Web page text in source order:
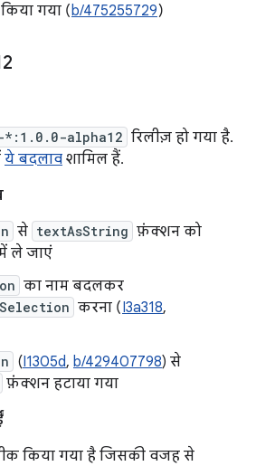
गया (b/475255729)
alpha12 रिलीज़ हो गया है.
ये बदलाव शामिल हैं.
से textAsString फ़ंक्शन को
ले जाएं
का नाम बदलकर
करना (I3a318,
(I1305d, b/429407798) से
फ़ंक्शन हटाया गया
किया गया है जिसकी वजह से